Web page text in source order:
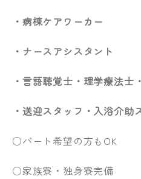
・病棟ケアワーカー
・ナースアシスタント
・言語聴覚士・理学療法士
・送迎スタッフ・入浴介
○パート希望の方もOK
○家族寮・独身寮完備